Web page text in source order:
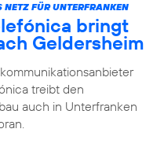
NETZ FÜR UNTERFRANKEN
bringt
Geldersheim
treibt den
auch in Unterfranken